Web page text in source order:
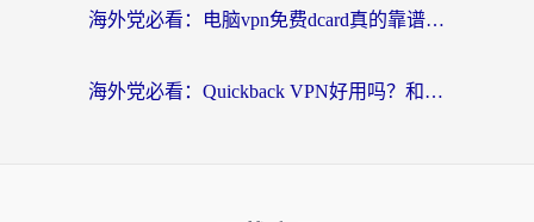
海外党必看：电脑vpn免费dcard真的靠谱吗？教你选对回国加速器无缝访问国内资源
海外党必看：Quickback VPN好用吗？和小黑牛VPN对比哪个回国效果更好？附真实体验+避坑指南